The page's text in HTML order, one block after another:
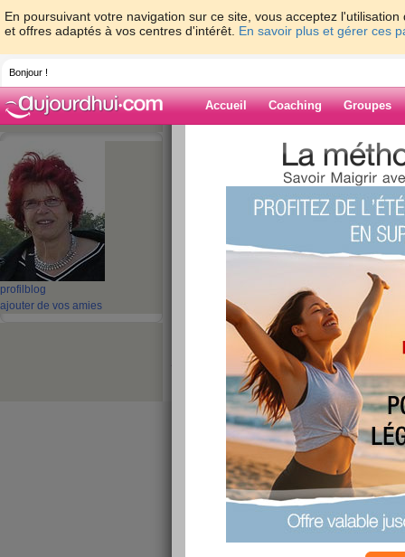
En poursuivant votre navigation sur ce site, vous acceptez
et offres adaptés à vos centres d'intérêt. En savoir plus et gérer ces
Bonjour !
Accueil Coaching Groupes
profil blog
ajouter de vos amies
> > Blog en
Blog de krist31
Blog en voyage
Ca y est, ça approche... la valise a
moi ça!!! emener de quoi tenir un
jours. Ca t'étonne, tu emmenes
et une brosse à dents? c'est vrai
la carte bleue dans la poche pas
Faut rien que j'oublie car je ne t'ai
groupe, je convoie 20 anciens
accueillant ... et oui, j'ai gardé un
ancien fief.... ça me permet de
contact qui m'est indispensable !!!!
Comme promis, voici le périple de